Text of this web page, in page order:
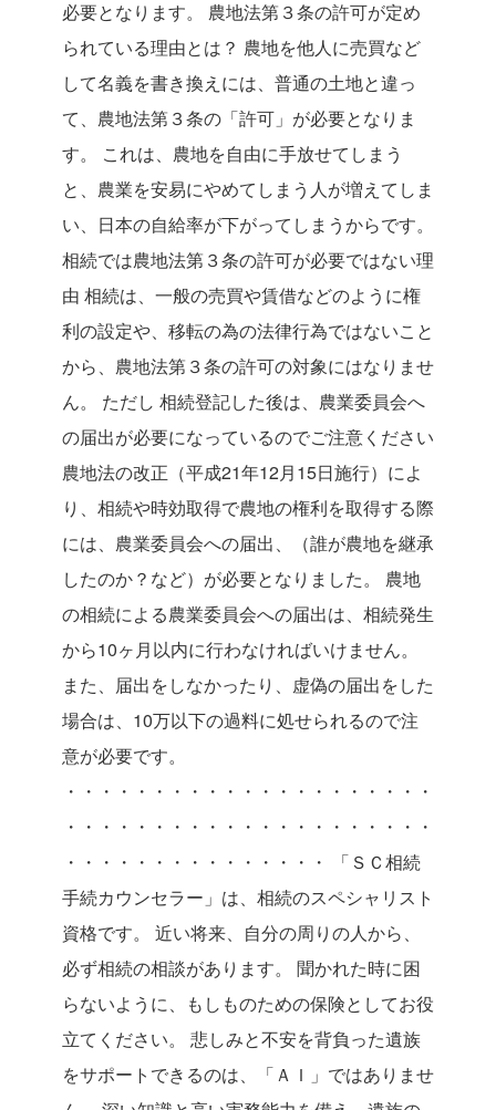
必要となります。
農地法第３条の許可が定め
られている理由とは？ 農地を他人に売買など
して名義を書き換えには、普通の土地と違っ
て、農地法第３条の「許可」が必要となりま
す。
これは、農地を自由に手放せてしまう
と、農業を安易にやめてしまう人が増えてしま
い、日本の自給率が下がってしまうからです。
相続では農地法第３条の許可が必要ではない理
由 相続は、一般の売買や賃借などのように権
利の設定や、移転の為の法律行為ではないこと
から、農地法第３条の許可の対象にはなりませ
ん。
ただし 相続登記した後は、農業委員会へ
の届出が必要になっているのでご注意ください
農地法の改正（平成21年12月15日施行）によ
り、相続や時効取得で農地の権利を取得する際
には、農業委員会への届出、（誰が農地を継承
したのか？など）が必要となりました。
農地
の相続による農業委員会への届出は、相続発生
から10ヶ月以内に行わなければいけません。
また、届出をしなかったり、虚偽の届出をした
場合は、10万以下の過料に処せられるので注
意が必要です。
・・・・・・・・・・・・・・・・・・・・・
・・・・・・・・・・・・・・・・・・・・・
・・・・・・・・・・・・・・・
「ＳＣ相続
手続カウンセラー」は、相続のスペシャリスト
資格です。
近い将来、自分の周りの人から、
必ず相続の相談があります。
聞かれた時に困
らないように、もしものための保険としてお役
立てください。
悲しみと不安を背負った遺族
をサポートできるのは、「ＡＩ」ではありませ